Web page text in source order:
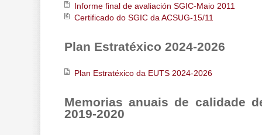
Informe final de avaliación SGIC-Maio 2011
Certificado do SGIC da ACSUG-15/11
Plan Estratéxico 2024-2026
Plan Estratéxico da EUTS 2024-2026
Memorias anuais de calidade
2019-2020